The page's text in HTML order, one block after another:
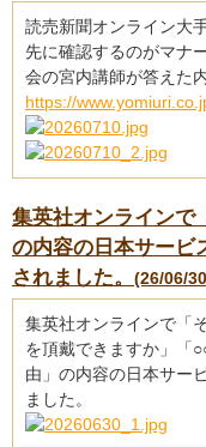
読売新聞オンライン大
先に確認するのがマナ
会の宮内講師が答えた
https://
集英社オンラインで
の内容の日本サービ
されました。 (26/06/
集英社オンラインで「
を頂戴できますか」「
由」の内容の日本サー
ました。